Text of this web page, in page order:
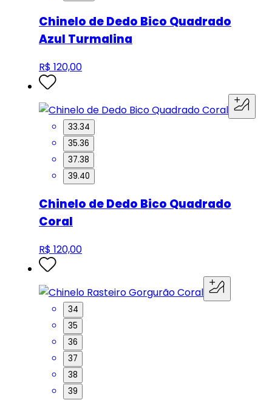
Chinelo de Dedo Bico Quadrado
Azul Turmalina
R$ 120,00
33.34
35.36
37.38
39.40
Chinelo de Dedo Bico Quadrado
Coral
R$ 120,00
34
35
36
37
38
39